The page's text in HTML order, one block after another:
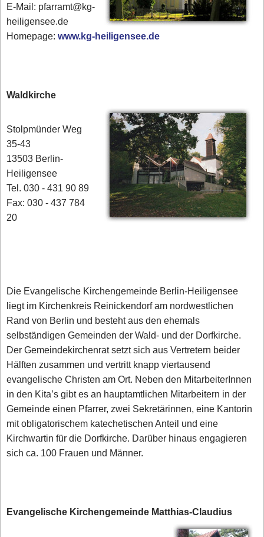
E-Mail: pfarramt@kg-
heiligensee.de
Homepage:www.kg-heiligensee.de
Waldkirche
Stolpmünder Weg
35-43
13503 Berlin-
Heiligensee
Tel. 030 - 431 90 89
Fax: 030 - 437 784
20
Die Evangelische Kirchengemeinde Berlin-Heiligensee
liegt im Kirchenkreis Reinickendorf am nordwestlichen
Rand von Berlin und besteht aus den ehemals
selbständigen Gemeinden der Wald- und der Dorfkirche.
Der Gemeindekirchenrat setzt sich aus Vertretern beider
Hälften zusammen und vertritt knapp viertausend
evangelische Christen am Ort. Neben den MitarbeiterInnen
in den Kita’s gibt es an hauptamtlichen Mitarbeitern in der
Gemeinde einen Pfarrer, zwei Sekretärinnen, eine Kantorin
mit obligatorischem katechetischen Anteil und eine
Kirchwartin für die Dorfkirche. Darüber hinaus engagieren
sich ca. 100 Frauen und Männer.
Evangelische Kirchengemeinde Matthias-Claudius